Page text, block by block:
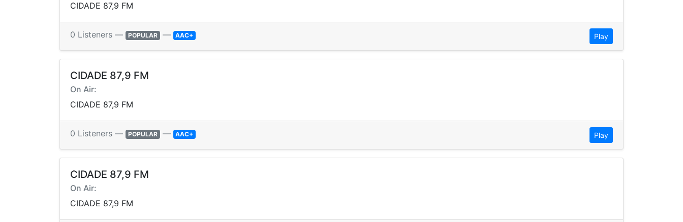
CIDADE 87,9 FM
0 Listeners — POPULAR — AAC+ Play
CIDADE 87,9 FM
On Air:
CIDADE 87,9 FM
0 Listeners — POPULAR — AAC+ Play
CIDADE 87,9 FM
On Air:
CIDADE 87,9 FM